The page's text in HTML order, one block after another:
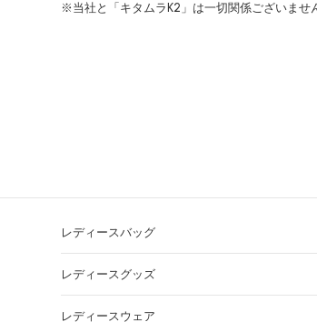
※当社と「キタムラK2」は一切関係ございませ
レディースバッグ
レディースグッズ
レディースウェア